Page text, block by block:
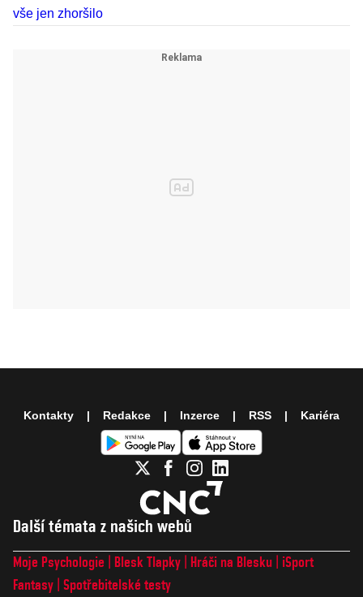
Další témata z našich webů
Moje Psychologie Blesk Tlapky Hráči na Blesku
iSport
Fantasy Spotřebitelské testy
Kontakty Redakce Inzerce RSS Kariéra